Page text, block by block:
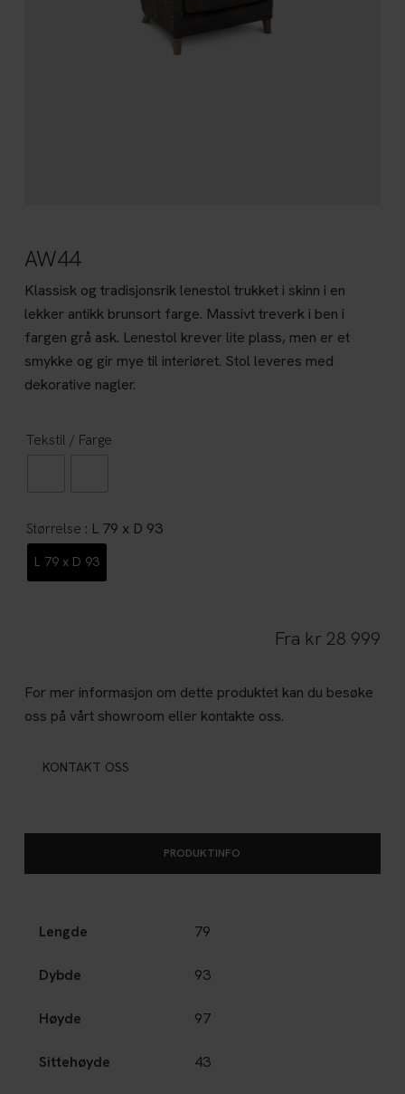
AW44
Fra kr 28 999
Klassisk og tradisjonsrik lenestol trukket i skinn i en
lekker antikk brunsort farge. Massivt treverk i ben i
fargen grå ask. Lenestol krever lite plass, men er et
smykke og gir mye til interiøret. Stol leveres med
dekorative nagler.
Tekstil / Farge
Størrelse : L 79 x D 93
L 79 x D 93
For mer informasjon om dette produktet kan du besøke
oss på vårt showroom eller kontakte oss.
KONTAKT OSS
PRODUKTINFO
Lengde 79
Dybde 93
Høyde 97
Sittehøyde 43